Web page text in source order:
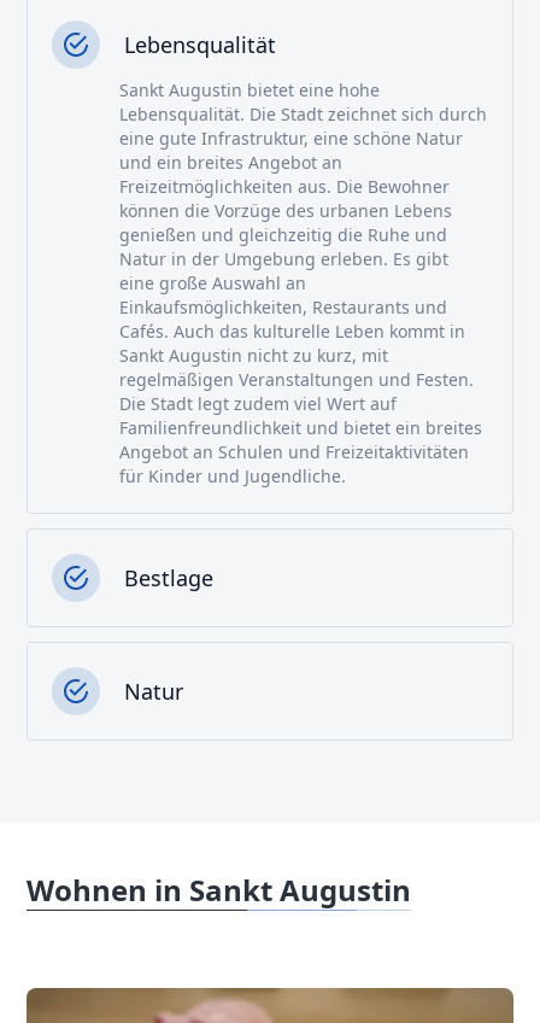
Lebensqualität
Sankt Augustin bietet eine hohe
Lebensqualität. Die Stadt zeichnet sich durch
eine gute Infrastruktur, eine schöne Natur
und ein breites Angebot an
Freizeitmöglichkeiten aus. Die Bewohner
können die Vorzüge des urbanen Lebens
genießen und gleichzeitig die Ruhe und
Natur in der Umgebung erleben. Es gibt
eine große Auswahl an
Einkaufsmöglichkeiten, Restaurants und
Cafés. Auch das kulturelle Leben kommt in
Sankt Augustin nicht zu kurz, mit
regelmäßigen Veranstaltungen und Festen.
Die Stadt legt zudem viel Wert auf
Familienfreundlichkeit und bietet ein breites
Angebot an Schulen und Freizeitaktivitäten
für Kinder und Jugendliche.
Bestlage
Natur
Wohnen in Sankt Augustin